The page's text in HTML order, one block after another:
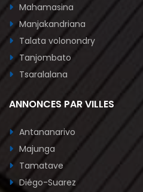
Mahamasina
Manjakandriana
Talata volonondry
Tanjombato
Tsaralalana
ANNONCES PAR VILLES
Antananarivo
Majunga
Tamatave
Diégo-Suarez